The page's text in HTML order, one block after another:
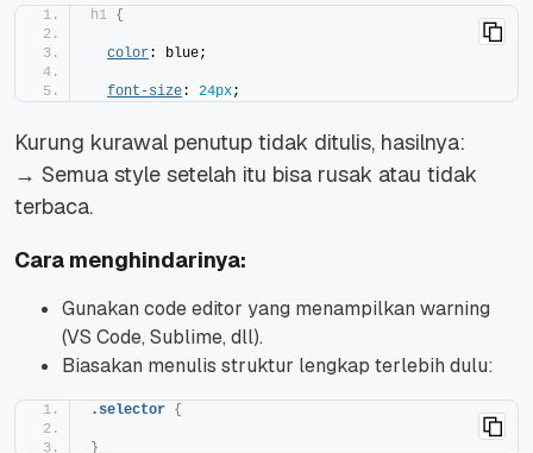
h1 {
color: blue;
font-size: 24px;
Kurung kurawal penutup tidak ditulis, hasilnya:
→ Semua style setelah itu bisa rusak atau tidak
terbaca.
Cara menghindarinya:
Gunakan code editor yang menampilkan warning
(VS Code, Sublime, dll).
Biasakan menulis struktur lengkap terlebih dulu:
.selector {
}